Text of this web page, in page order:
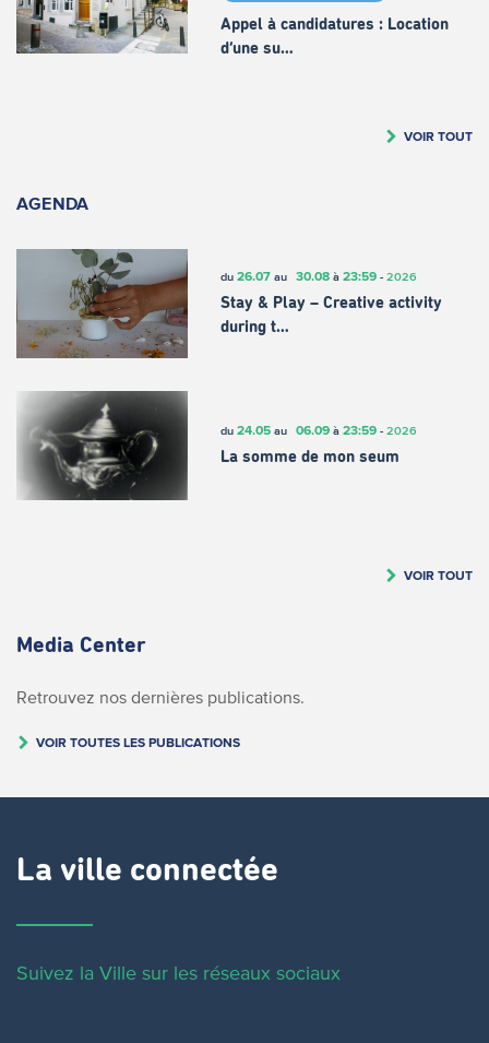
Appel à candidatures : Location
d’une su…
VOIR TOUT
AGENDA
du 26.07au 30.08à 23:59- 2026
Stay & Play – Creative activity
during t…
du 24.05au 06.09à 23:59- 2026
La somme de mon seum
VOIR TOUT
Media Center
Retrouvez nos dernières publications.
VOIR TOUTES LES PUBLICATIONS
La ville connectée
Suivez la Ville sur les réseaux sociaux